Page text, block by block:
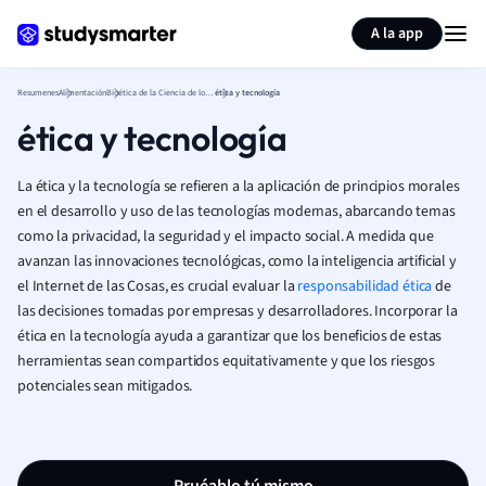
A la app
ResumenesAlimentación Bioética de la Ciencia de los Alimentosética y tecnología
ética y tecnología
La ética y la tecnología se refieren a la aplicación de principios morales
en el desarrollo y uso de las tecnologías modernas, abarcando temas
como la privacidad, la seguridad y el impacto social. A medida que
avanzan las innovaciones tecnológicas, como la inteligencia artificial y
el Internet de las Cosas, es crucial evaluar la responsabilidad ética de
las decisiones tomadas por empresas y desarrolladores. Incorporar la
ética en la tecnología ayuda a garantizar que los beneficios de estas
herramientas sean compartidos equitativamente y que los riesgos
potenciales sean mitigados.
Resumir página